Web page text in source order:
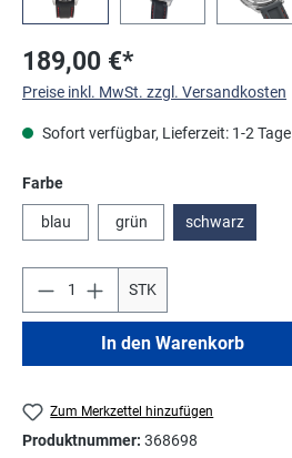
189,00 €*
Preise inkl. MwSt. zzgl. Versandkosten
Sofort verfügbar, Lieferzeit: 1-2 Tage
Farbeauswählen
blau grün schwarz
STK
In den Warenkorb
Zum Merkzettel hinzufügen
Produktnummer: 368698